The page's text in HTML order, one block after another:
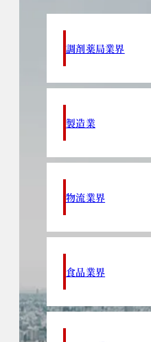
調剤薬局業界
製造業
物流業界
食品業界